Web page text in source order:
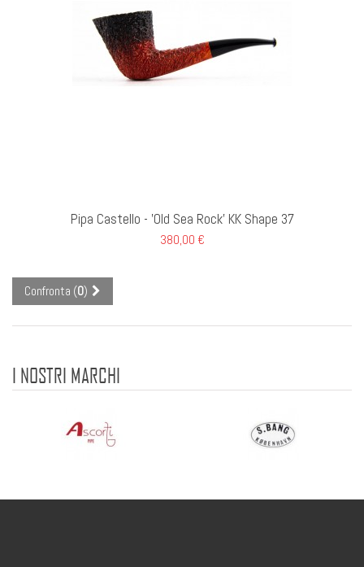
Pipa Castello - 'Old Sea Rock' KK Shape 37
380,00 €
Confronta (0)
I NOSTRI MARCHI